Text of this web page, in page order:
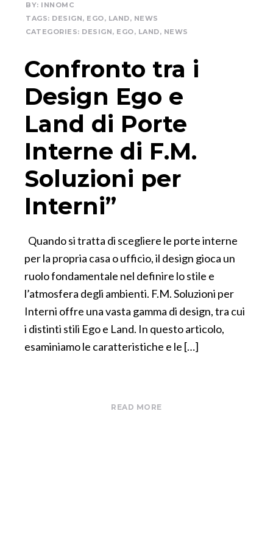
BY: INNOMC
TAGS: DESIGN, EGO, LAND, NEWS
CATEGORIES: DESIGN, EGO, LAND, NEWS
Confronto tra i
Design Ego e
Land di Porte
Interne di F.M.
Soluzioni per
Interni”
Quando si tratta di scegliere le porte interne
per la propria casa o ufficio, il design gioca un
ruolo fondamentale nel definire lo stile e
l’atmosfera degli ambienti. F.M. Soluzioni per
Interni offre una vasta gamma di design, tra cui
i distinti stili Ego e Land. In questo articolo,
esaminiamo le caratteristiche e le […]
READ MORE